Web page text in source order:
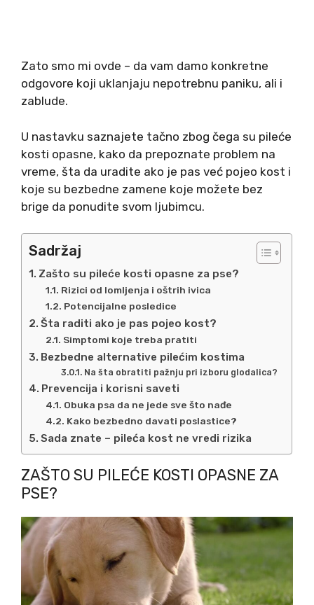
Zato smo mi ovde – da vam damo konkretne
odgovore koji uklanjaju nepotrebnu paniku, ali i
zablude.
U nastavku saznajete tačno zbog čega su pileće
kosti opasne, kako da prepoznate problem na
vreme, šta da uradite ako je pas već pojeo kost i
koje su bezbedne zamene koje možete bez
brige da ponudite svom ljubimcu.
Sadržaj
Zašto su pileće kosti opasne za pse?
Rizici od lomljenja i oštrih ivica
Potencijalne posledice
Šta raditi ako je pas pojeo kost?
Simptomi koje treba pratiti
Bezbedne alternative pilećim kostima
Na šta obratiti pažnju pri izboru glodalica?
Prevencija i korisni saveti
Obuka psa da ne jede sve što nađe
Kako bezbedno davati poslastice?
Sada znate – pileća kost ne vredi rizika
ZAŠTO SU PILEĆE KOSTI OPASNE ZA
PSE?